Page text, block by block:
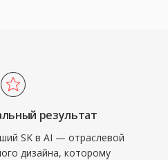
результат
SK в AI — отраслевой
дизайна, которому